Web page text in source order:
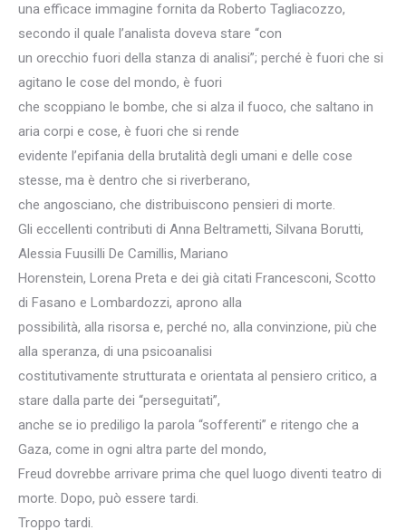
una efficace immagine fornita da Roberto Tagliacozzo,
secondo il quale l’analista doveva stare “con
un orecchio fuori della stanza di analisi”; perché è fuori che si
agitano le cose del mondo, è fuori
che scoppiano le bombe, che si alza il fuoco, che saltano in
aria corpi e cose, è fuori che si rende
evidente l’epifania della brutalità degli umani e delle cose
stesse, ma è dentro che si riverberano,
che angosciano, che distribuiscono pensieri di morte.
Gli eccellenti contributi di Anna Beltrametti, Silvana Borutti,
Alessia Fuusilli De Camillis, Mariano
Horenstein, Lorena Preta e dei già citati Francesconi, Scotto
di Fasano e Lombardozzi, aprono alla
possibilità, alla risorsa e, perché no, alla convinzione, più che
alla speranza, di una psicoanalisi
costitutivamente strutturata e orientata al pensiero critico, a
stare dalla parte dei “perseguitati”,
anche se io prediligo la parola “sofferenti” e ritengo che a
Gaza, come in ogni altra parte del mondo,
Freud dovrebbe arrivare prima che quel luogo diventi teatro di
morte. Dopo, può essere tardi.
Troppo tardi.